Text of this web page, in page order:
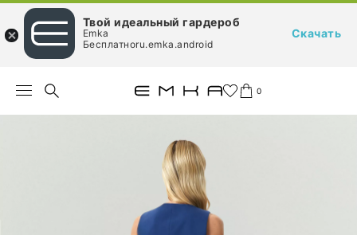
0
Твой идеальный гардероб
Emka
Бесплатноru.emka.android
Скачать